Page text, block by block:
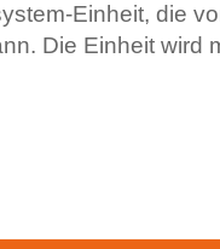
Einheit, die
Die Einheit wird